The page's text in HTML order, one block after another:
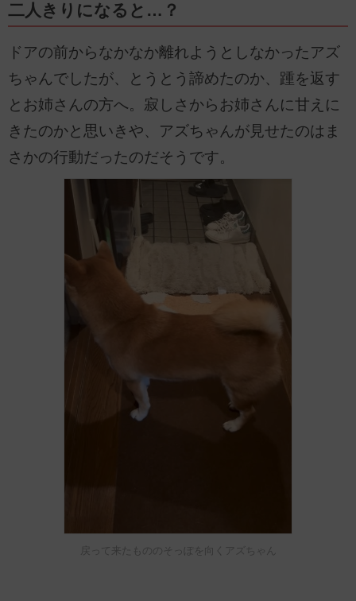
二人きりになると…？
ドアの前からなかなか離れようとしなかったアズ
ちゃんでしたが、とうとう諦めたのか、踵を返す
とお姉さんの方へ。寂しさからお姉さんに甘えに
きたのかと思いきや、アズちゃんが見せたのはま
さかの行動だったのだそうです。
戻って来たもののそっぽを向くアズちゃん